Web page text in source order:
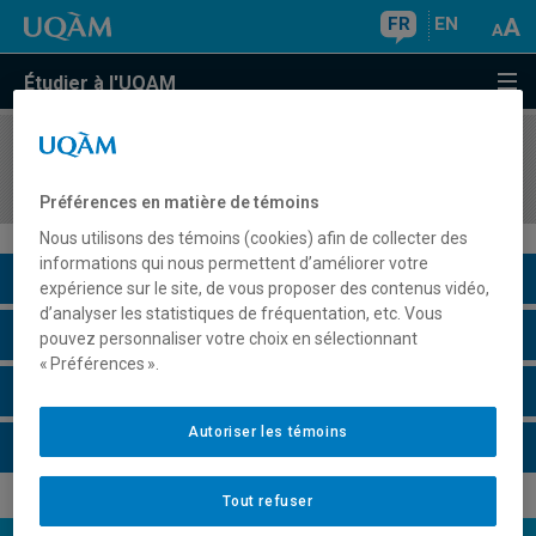
FR EN
Étudier à l'UQAM
COURS//
Description du cours
Horaire - Été 2026
Préférences en matière de témoins
Nous utilisons des témoins (cookies) afin de collecter des
informations qui nous permettent d’améliorer votre
expérience sur le site, de vous proposer des contenus vidéo,
d’analyser les statistiques de fréquentation, etc. Vous
pouvez personnaliser votre choix en sélectionnant
« Préférences ».
Tout refuser
Autoriser les témoins